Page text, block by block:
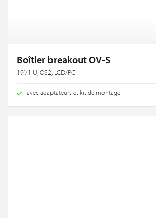
Boîtier breakout OV-S
19‘‘/1 U, OS2, LCD/PC
avec adaptateurs et kit de montage